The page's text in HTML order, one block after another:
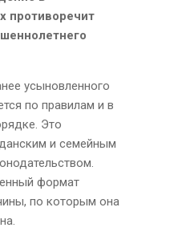
противоречит
усыновленного
по правилам и в
Это
и семейным
формат
по которым она